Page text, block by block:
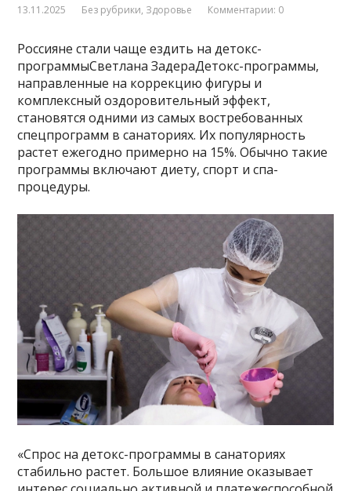
13.11.2025 Без рубрики, Здоровье Комментарии: 0
Россияне стали чаще ездить на детокс-
программыСветлана ЗадераДетокс-программы,
направленные на коррекцию фигуры и
комплексный оздоровительный эффект,
становятся одними из самых востребованных
спецпрограмм в санаториях. Их популярность
растет ежегодно примерно на 15%. Обычно такие
программы включают диету, спорт и спа-
процедуры.
«Спрос на детокс-программы в санаториях
стабильно растет. Большое влияние оказывает